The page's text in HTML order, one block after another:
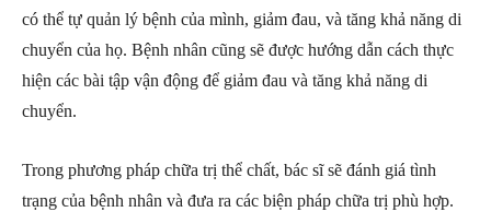
có thể tự quản lý bệnh của mình, giảm đau, và tăng khả năng di
chuyển của họ. Bệnh nhân cũng sẽ được hướng dẫn cách thực
hiện các bài tập vận động để giảm đau và tăng khả năng di
chuyển.
Trong phương pháp chữa trị thể chất, bác sĩ sẽ đánh giá tình
trạng của bệnh nhân và đưa ra các biện pháp chữa trị phù hợp.